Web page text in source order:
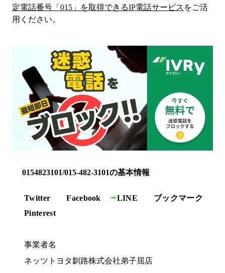
定電話番号「 015 」を取得できるIP電話サービス をご活
用ください。
0154823101/015-482-3101の基本情報
Twitter Facebook LINE
ブックマーク
Pinterest
事業者名
ネッツトヨタ釧路株式会社弟子屈店